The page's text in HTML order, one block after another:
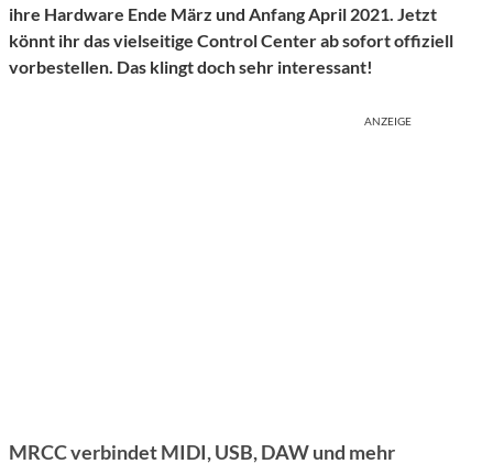
ihre Hardware Ende März und Anfang April 2021. Jetzt
könnt ihr das vielseitige Control Center ab sofort offiziell
vorbestellen. Das klingt doch sehr interessant!
ANZEIGE
MRCC verbindet MIDI, USB, DAW und mehr